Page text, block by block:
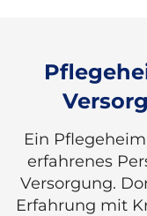
Ein
erfahrenes
Versorgung.
Erfahrung mit